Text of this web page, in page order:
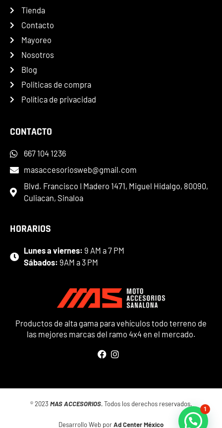
Productos de alta gama para vehículos todo terreno de
las mejores marcas del ramo 4x4 en el mercado.
Tienda
Contacto
Mayoreo
Nosotros
Blog
Politicas de compra
Política de privacidad
CONTACTO
667 104 1236
masaccesoriosweb@gmail.com
Blvd. Francisco I Madero 1471, Miguel Hidalgo, 80090,
Culiacan, Sinaloa
HORARIOS
Lunes a viernes: 9 AM a 7 PM
Sábados: 9AM a 3 PM
® 2023 MAS ACCESORIOS.Todos los derechos reservados.
Desarrollo Web porAd Center México
1